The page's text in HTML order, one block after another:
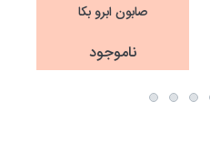
صابون ابرو بکا
ناموجود